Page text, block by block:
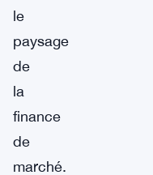
le
paysage
de
la
finance
de
marché.